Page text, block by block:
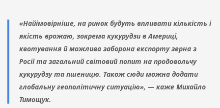
«Найімовірніше, на ринок будуть впливати кількість і
якість врожаю, зокрема кукурудзи в Америці,
квотування й можлива заборона експорту зерна з
Росії та загальний світовий попит на продовольчу
кукурудзу та пшеницю. Також сюди можна додати
глобальну геополітичну ситуацію», — каже Михайло
Тимощук.